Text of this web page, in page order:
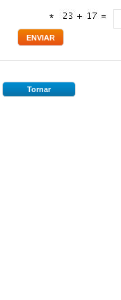
*
Tornar